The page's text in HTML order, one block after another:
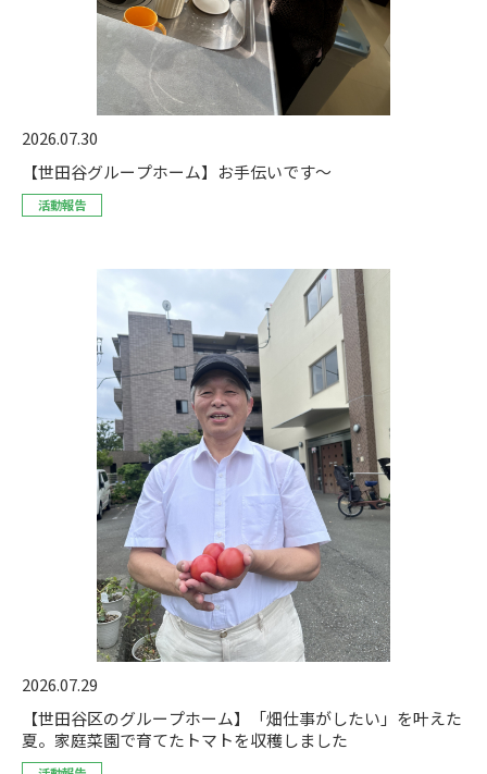
2026.07.30
【世田谷グループホーム】お手伝いです～
活動報告
2026.07.29
【世田谷区のグループホーム】「畑仕事がしたい」を叶えた
夏。家庭菜園で育てたトマトを収穫しました